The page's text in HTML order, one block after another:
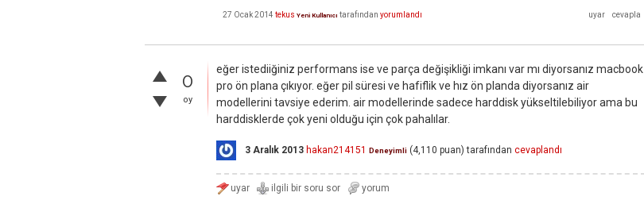
27 Ocak 2014 tekus Yeni Kullanıcı tarafından yorumlandı
0
oy
eğer istediiğiniz performans ise ve parça değişikliği imkanı var mı diyorsanız macbook
pro ön plana çıkıyor. eğer pil süresi ve hafiflik ve hız ön planda diyorsanız air
modellerini tavsiye ederim. air modellerinde sadece harddisk yükseltilebiliyor ama bu
harddisklerde çok yeni olduğu için çok pahalılar.
3 Aralık 2013 hakan214151 Deneyimli (4,110 puan) tarafından cevaplandı